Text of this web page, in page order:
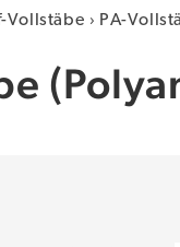
Vollstäbe › PA-